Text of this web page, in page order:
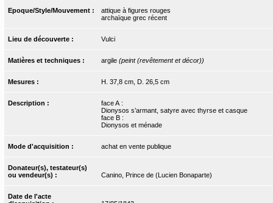
Epoque/Style/Mouvement :
attique à figures rouges
archaïque grec récent
Lieu de découverte : Vulci
Matières et techniques : argile (peint (revêtement et décor))
Mesures : H. 37,8 cm, D. 26,5 cm
Description :
face A :
Dionysos s’armant, satyre avec thyrse et casque
face B :
Dionysos et ménade
Mode d'acquisition : achat en vente publique
Donateur(s), testateur(s)
ou vendeur(s) :
Canino, Prince de (Lucien Bonaparte)
Date de l'acte